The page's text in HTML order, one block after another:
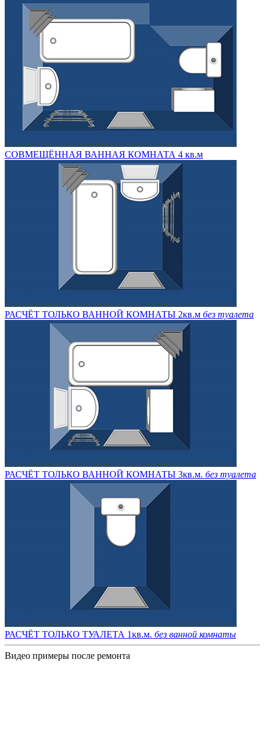
СОВМЕЩЁННАЯ ВАННАЯ КОМНАТА 4 кв.м
РАСЧЁТ ТОЛЬКО ВАННОЙ КОМНАТЫ 2кв.м без туалета
РАСЧЁТ ТОЛЬКО ВАННОЙ КОМНАТЫ 3кв.м. без туалета
РАСЧЁТ ТОЛЬКО ТУАЛЕТА 1кв.м. без ванной комнаты
Видео примеры после ремонта